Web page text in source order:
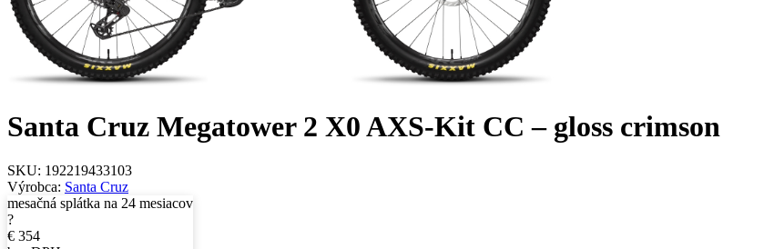
Santa Cruz Megatower 2 X0 AXS-Kit CC – gloss crimson
SKU: 192219433103
Výrobca: Santa Cruz
mesačná splátka na 24 mesiacov
?
€ 354